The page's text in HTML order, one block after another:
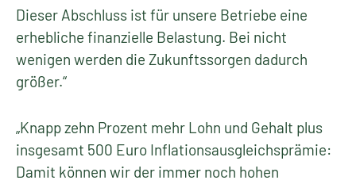
Dieser Abschluss ist für unsere Betriebe eine
erhebliche finanzielle Belastung. Bei nicht
wenigen werden die Zukunftssorgen dadurch
größer.“
„Knapp zehn Prozent mehr Lohn und Gehalt plus
insgesamt 500 Euro Inflationsausgleichsprämie:
Damit können wir der immer noch hohen